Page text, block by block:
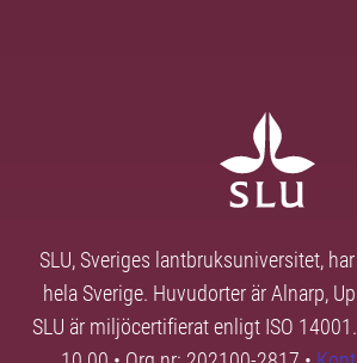
SLU, Sveriges lantbruksuniversitet,
hela Sverige. Huvudorter är Alnarp,
SLU är miljöcertifierat enligt ISO